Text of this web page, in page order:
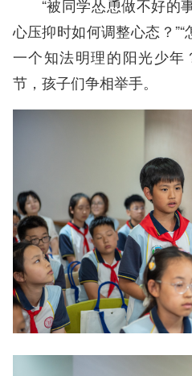
“被同学怂恿做不好的
心压抑时如何调整心态？
一个知法明理的阳光少年
节，孩子们争相举手。